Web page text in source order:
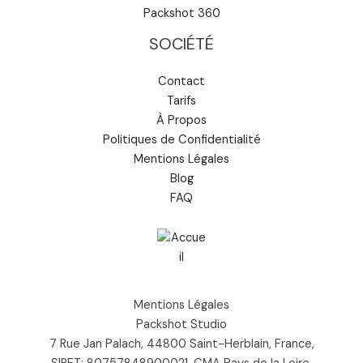
Packshot 360
SOCIÉTÉ
Contact
Tarifs
À Propos
Politiques de Confidentialité
Mentions Légales
Blog
FAQ
Mentions Légales
Packshot Studio
7 Rue Jan Palach, 44800 Saint-Herblain, France,